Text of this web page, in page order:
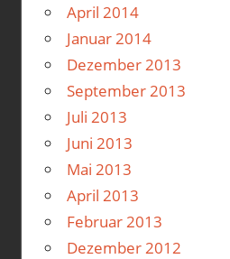
April 2014
Januar 2014
Dezember 2013
September 2013
Juli 2013
Juni 2013
Mai 2013
April 2013
Februar 2013
Dezember 2012